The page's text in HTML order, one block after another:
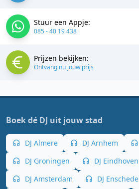
Stuur een Appje:
085 - 40 19 438
Prijzen bekijken:
Ontvang nu jouw prijs
Boek dé DJ uit jouw stad
DJ Almere DJ Arnhem
DJ Groningen
DJ Eindhoven
DJ Amsterdam
DJ Enschede